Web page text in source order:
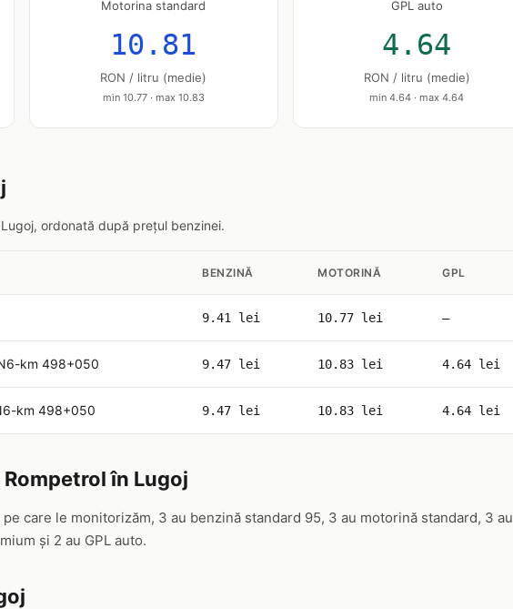
Motorina standard
10.81
RON / litru (medie)
min 10.77 · max 10.83
GPL auto
4.64
RON / litru (medie)
min 4.64 · max 4.64
ordonată după prețul benzinei.
BENZINĂ MOTORINĂ GPL
9.41 lei 10.77 lei —
km 498+050 9.47 lei 10.83 lei 4.64 lei
km 498+050 9.47 lei 10.83 lei 4.64 lei
în Lugoj
care le monitorizăm, 3 au benzină standard 95, 3 au motorină standard, 3 au
și 2 au GPL auto.